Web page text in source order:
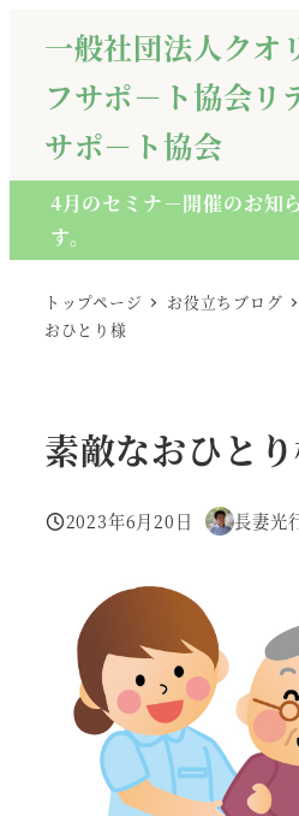
ツ
一般社団法人クオ
フサポ－ト協会リ
サポ－ト協会
4月のセミナ－開催のお知
す。
トップページ お役立ちブログ
おひとり様
素敵なおひと
投稿日
2023年6月20日
著
長妻光